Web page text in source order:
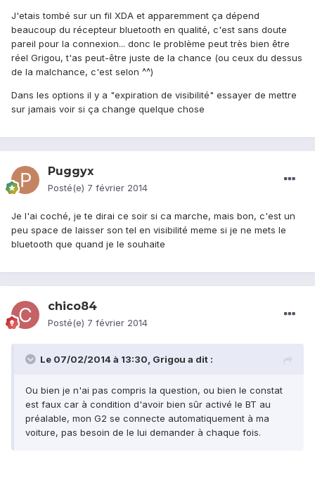
J'etais tombé sur un fil XDA et apparemment ça dépend
beaucoup du récepteur bluetooth en qualité, c'est sans doute
pareil pour la connexion... donc le problème peut très bien être
réel Grigou, t'as peut-être juste de la chance (ou ceux du dessus
de la malchance, c'est selon ^^)
Dans les options il y a "expiration de visibilité" essayer de mettre
sur jamais voir si ça change quelque chose
Puggyx
Posté(e) 7 février 2014
Je l'ai coché, je te dirai ce soir si ca marche, mais bon, c'est un
peu space de laisser son tel en visibilité meme si je ne mets le
bluetooth que quand je le souhaite
chico84
Posté(e) 7 février 2014
Le 07/02/2014 à 13:30, Grigou a dit :
Ou bien je n'ai pas compris la question, ou bien le constat
est faux car à condition d'avoir bien sûr activé le BT au
préalable, mon G2 se connecte automatiquement à ma
voiture, pas besoin de le lui demander à chaque fois.